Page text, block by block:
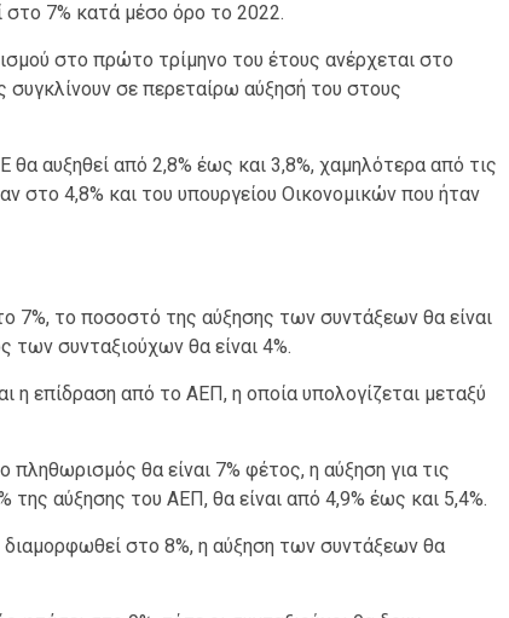
στο 7% κατά μέσο όρο το 2022.
στο πρώτο τρίμηνο του έτους ανέρχεται στο
συγκλίνουν σε περεταίρω αύξησή του στους
αυξηθεί από 2,8% έως και 3,8%, χαμηλότερα από τις
στο 4,8% και του υπουργείου Οικονομικών που ήταν
7%, το ποσοστό της αύξησης των συντάξεων θα είναι
των συνταξιούχων θα είναι 4%.
η επίδραση από το ΑΕΠ, η οποία υπολογίζεται μεταξύ
πληθωρισμός θα είναι 7% φέτος, η αύξηση για τις
της αύξησης του ΑΕΠ, θα είναι από 4,9% έως και 5,4%.
στο 8%, η αύξηση των συντάξεων θα